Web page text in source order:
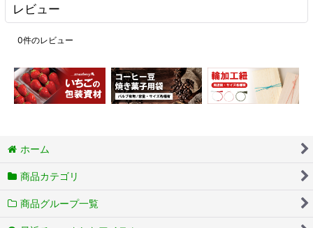
レビュー
0件のレビュー
ホーム
商品カテゴリ
商品グループ一覧